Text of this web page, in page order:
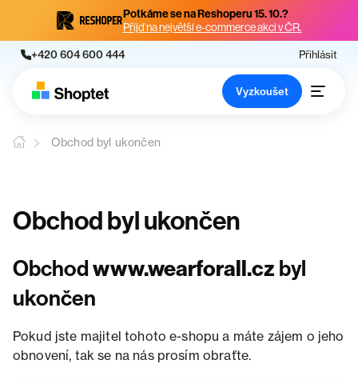
Potkáme se na Reshoperu 15. 10.?
Přijď na největší e-commerce akci v ČR.
+420 604 600 444 Přihlásit
Vyzkoušet
Obchod byl ukončen
Obchod byl ukončen
Obchodwww.wearforall.cz byl
ukončen
Pokud jste majitel tohoto e-shopu a máte zájem o jeho
obnovení, tak se na nás prosím obraťte.